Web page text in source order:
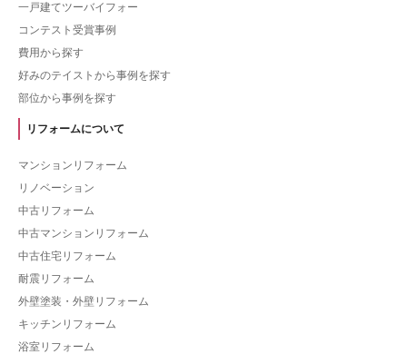
一戸建てツーバイフォー
コンテスト受賞事例
費用から探す
好みのテイストから事例を探す
部位から事例を探す
リフォームについて
マンションリフォーム
リノベーション
中古リフォーム
中古マンションリフォーム
中古住宅リフォーム
耐震リフォーム
外壁塗装・外壁リフォーム
キッチンリフォーム
浴室リフォーム